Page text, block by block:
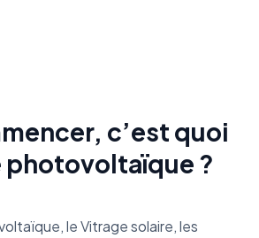
c’est quoi
photovoltaïque ?
le Vitrage solaire, les